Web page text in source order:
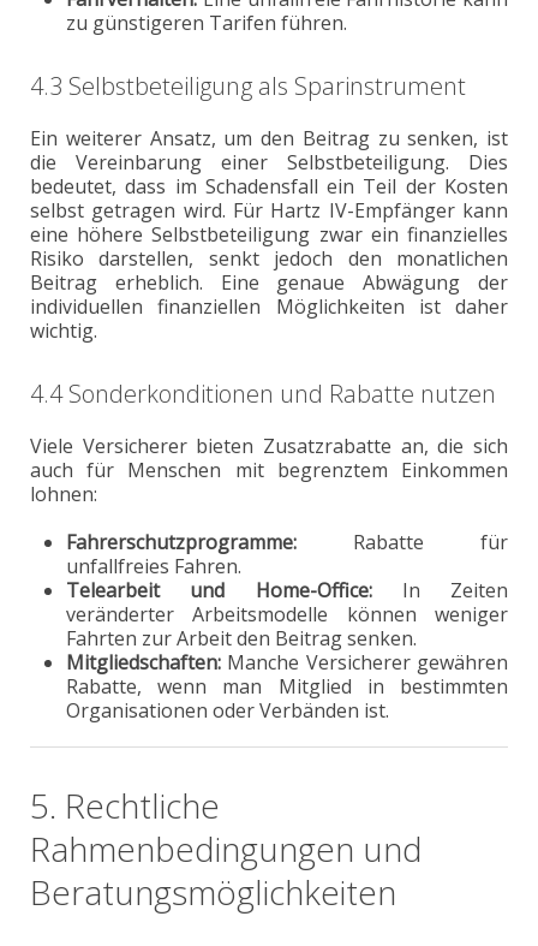
zu günstigeren Tarifen führen.
4.3 Selbstbeteiligung als Sparinstrument
Ein weiterer Ansatz, um den Beitrag zu senken, ist
die Vereinbarung einer Selbstbeteiligung. Dies
bedeutet, dass im Schadensfall ein Teil der Kosten
selbst getragen wird. Für Hartz IV-Empfänger kann
eine höhere Selbstbeteiligung zwar ein finanzielles
Risiko darstellen, senkt jedoch den monatlichen
Beitrag erheblich. Eine genaue Abwägung der
individuellen finanziellen Möglichkeiten ist daher
wichtig.
4.4 Sonderkonditionen und Rabatte nutzen
Viele Versicherer bieten Zusatzrabatte an, die sich
auch für Menschen mit begrenztem Einkommen
lohnen:
Fahrerschutzprogramme: Rabatte für
unfallfreies Fahren.
Telearbeit und Home-Office:In Zeiten
veränderter Arbeitsmodelle können weniger
Fahrten zur Arbeit den Beitrag senken.
Mitgliedschaften: Manche Versicherer gewähren
Rabatte, wenn man Mitglied in bestimmten
Organisationen oder Verbänden ist.
5. Rechtliche
Rahmenbedingungen und
Beratungsmöglichkeiten